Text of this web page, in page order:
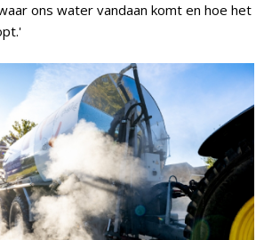
ons water vandaan komt en hoe het